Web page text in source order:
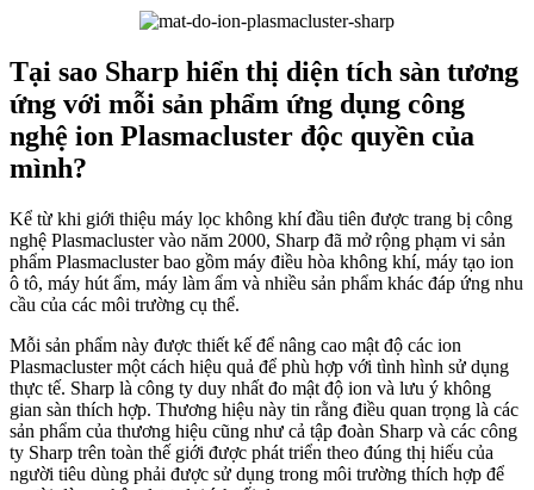
Tại sao Sharp hiển thị diện tích sàn tương
ứng với mỗi sản phẩm ứng dụng công
nghệ ion Plasmacluster độc quyền của
mình?
Kể từ khi giới thiệu máy lọc không khí đầu tiên được trang bị công
nghệ Plasmacluster vào năm 2000, Sharp đã mở rộng phạm vi sản
phẩm Plasmacluster bao gồm máy điều hòa không khí, máy tạo ion
ô tô, máy hút ẩm, máy làm ẩm và nhiều sản phẩm khác đáp ứng nhu
cầu của các môi trường cụ thể.
Mỗi sản phẩm này được thiết kế để nâng cao mật độ các ion
Plasmacluster một cách hiệu quả để phù hợp với tình hình sử dụng
thực tế. Sharp là công ty duy nhất đo mật độ ion và lưu ý không
gian sàn thích hợp. Thương hiệu này tin rằng điều quan trọng là các
sản phẩm của thương hiệu cũng như cả tập đoàn Sharp và các công
ty Sharp trên toàn thế giới được phát triển theo đúng thị hiếu của
người tiêu dùng phải được sử dụng trong môi trường thích hợp để